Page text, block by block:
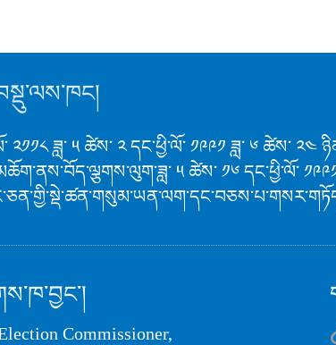
༢༡༡༨ ཟླ་ ༥ ཚེས་ ༢ དང་ཕྱི་ལོ་ ༡༩༩༡ ཟླ་ ༦ ཚེས་
༥ ཚེས་ ༡༦ དང་ཕྱི་ལོ་
Commissioner,